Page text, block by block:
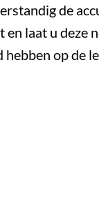
de
en laat u deze
op de